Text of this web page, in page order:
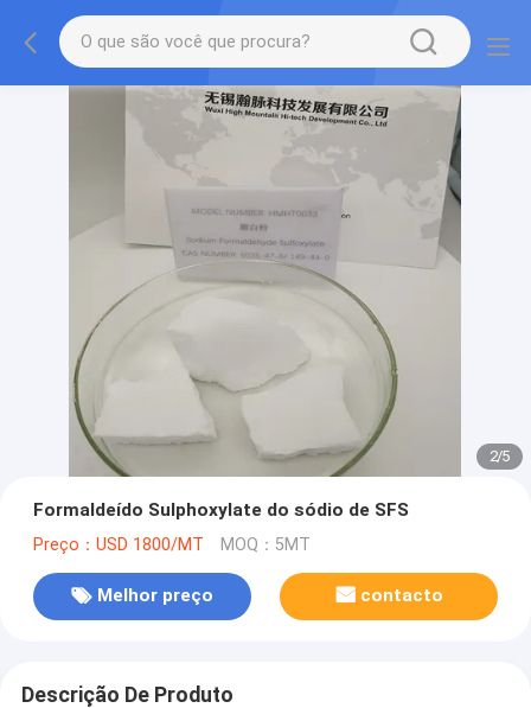
2/5
Formaldeído Sulphoxylate do sódio de SFS
Preço：USD 1800/MT MOQ：5MT
Melhor preço contacto
Descrição De Produto